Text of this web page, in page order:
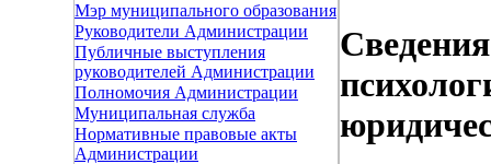
Мэр муниципального образования
Руководители Администрации
Публичные выступления
руководителей Администрации
Полномочия Администрации
Муниципальная служба
Нормативные правовые акты
Администрации